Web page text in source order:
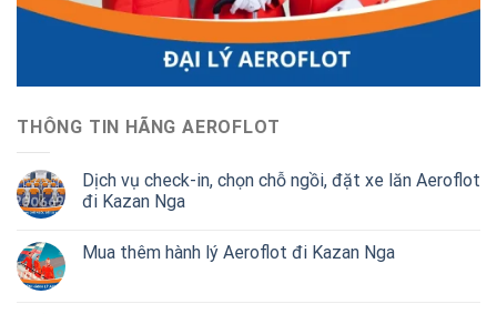
THÔNG TIN HÃNG AEROFLOT
Dịch vụ check-in, chọn chỗ ngồi, đặt xe lăn Aeroflot
đi Kazan Nga
Mua thêm hành lý Aeroflot đi Kazan Nga